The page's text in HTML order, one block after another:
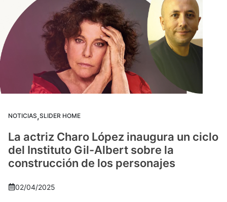
NOTICIAS,SLIDER HOME
La actriz Charo López inaugura un ciclo
del Instituto Gil-Albert sobre la
construcción de los personajes
02/04/2025